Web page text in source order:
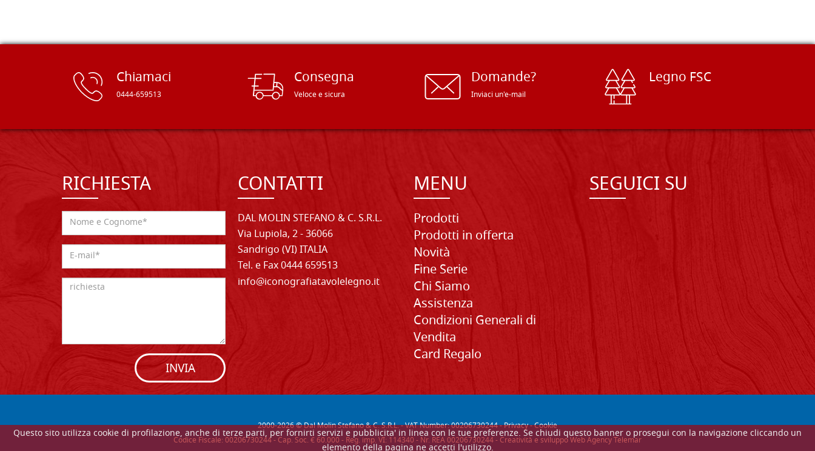
Questo sito utilizza cookie di profilazione, anche di terze parti, per fornirti servizi e pubblicita' in linea con le tue preferenze. Se chiudi questo banner o prosegui con la navigazione cliccando un
Chiamaci
0444-659513
Consegna
Veloce e sicura
Domande?
Inviaci un'e-mail
Legno FSC
RICHIESTA
INVIA
CONTATTI
DAL MOLIN STEFANO & C. S.R.L.
Via Lupiola, 2 - 36066
Sandrigo (VI) ITALIA
Tel. e Fax 0444 659513
info@iconografiatavolelegno.it
MENU
Prodotti
Prodotti in offerta
Novità
Fine Serie
Chi Siamo
Assistenza
Condizioni Generali di
Vendita
Card Regalo
SEGUICI SU
2000-2026© Dal Molin Stefano & C. S.R.L. - VAT Number: 00206730244 -Privacy-Cookie
Codice Fiscale: 00206730244 - Cap. Soc. € 60.000 - Reg. imp. VI: 114340 - Nr. REA 00206730244 - Creatività e sviluppo Web Agency Telemar